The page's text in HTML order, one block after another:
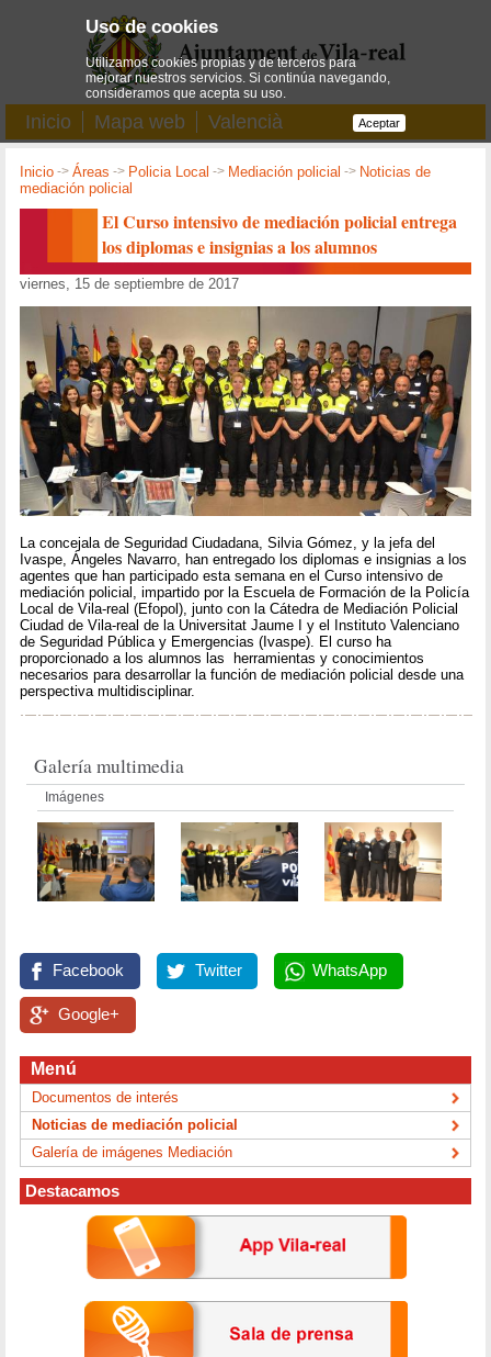
Inicio Mapa web Valencià
Inicio ->Áreas -> Policia Local -> Mediación policial -> Noticias de
mediación policial
El Curso intensivo de mediación policial entrega
los diplomas e insignias a los alumnos
viernes, 15 de septiembre de 2017
La concejala de Seguridad Ciudadana, Silvia Gómez, y la jefa del
Ivaspe, Ángeles Navarro, han entregado los diplomas e insignias a los
agentes que han participado esta semana en el Curso intensivo de
mediación policial, impartido por la Escuela de Formación de la Policía
Local de Vila-real (Efopol), junto con la Cátedra de Mediación Policial
Ciudad de Vila-real de la Universitat Jaume I y el Instituto Valenciano
de Seguridad Pública y Emergencias (Ivaspe). El curso ha
proporcionado a los alumnos las herramientas y conocimientos
necesarios para desarrollar la función de mediación policial desde una
perspectiva multidisciplinar.
Galería multimedia
Imágenes
Facebook Twitter WhatsApp
Google+
Menú
Documentos de interés
Noticias de mediación policial
Galería de imágenes Mediación
Destacamos
Uso de cookies
Utilizamos cookies propias y de terceros para
mejorar nuestros servicios. Si continúa navegando,
consideramos que acepta su uso.
Aceptar